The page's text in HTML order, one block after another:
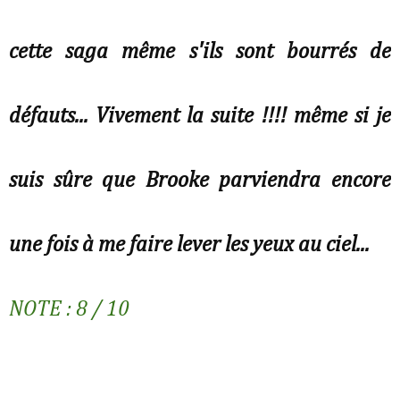
cette saga même s'ils sont bourrés de
défauts... Vivement la suite !!!! même si je
suis sûre que Brooke parviendra encore
une fois à me faire lever les yeux au ciel...
NOTE : 8 / 10